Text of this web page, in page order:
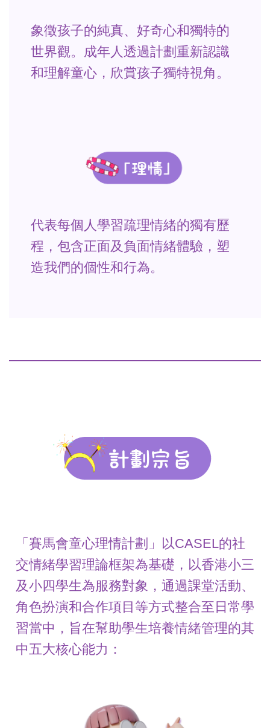
象徵孩子的純真、好奇心和獨特的
世界觀。成年人透過計劃重新認識
和理解童心，欣賞孩子獨特視角。
代表每個人學習疏理情緒的獨有歷
程，包含正面及負面情緒體驗，塑
造我們的個性和行為。
「賽馬會童心理情計劃」以CASEL的社
交情緒學習理論框架為基礎，以香港小三
及小四學生為服務對象，通過課堂活動、
角色扮演和合作項目等方式整合至日常學
習當中，旨在幫助學生培養情緒管理的其
中五大核心能力：